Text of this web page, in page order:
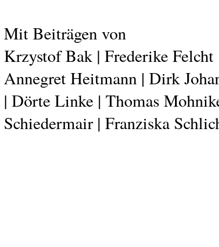
Mit Beiträgen von
Krzystof Bak | Frederike
Annegret Heitmann | Dirk
| Dörte Linke | Thomas
Schiedermair | Franziska